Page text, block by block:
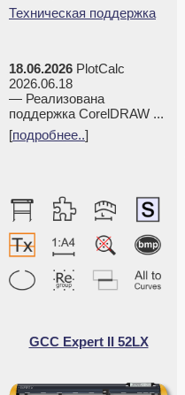
Техническая поддержка
18.06.2026 PlotCalc
2026.06.18
— Реализована
поддержка CorelDRAW ...
[подробнее..]
GCC Expert II 52LX